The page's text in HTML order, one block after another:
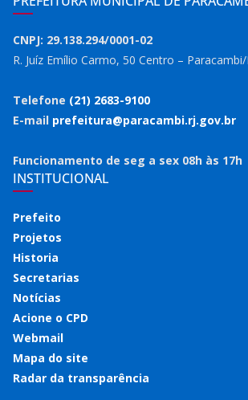
CNPJ: 29.138.294/0001-02
R. Juíz Emílio Carmo, 50 Centro – Paracambi/
Telefone (21) 2683-9100
E-mail prefeitura@paracambi.rj.gov.br
Funcionamento de seg a sex 08h às 17h
INSTITUCIONAL
Prefeito
Projetos
Historia
Secretarias
Notícias
Acione o CPD
Webmail
Mapa do site
Radar da transparência